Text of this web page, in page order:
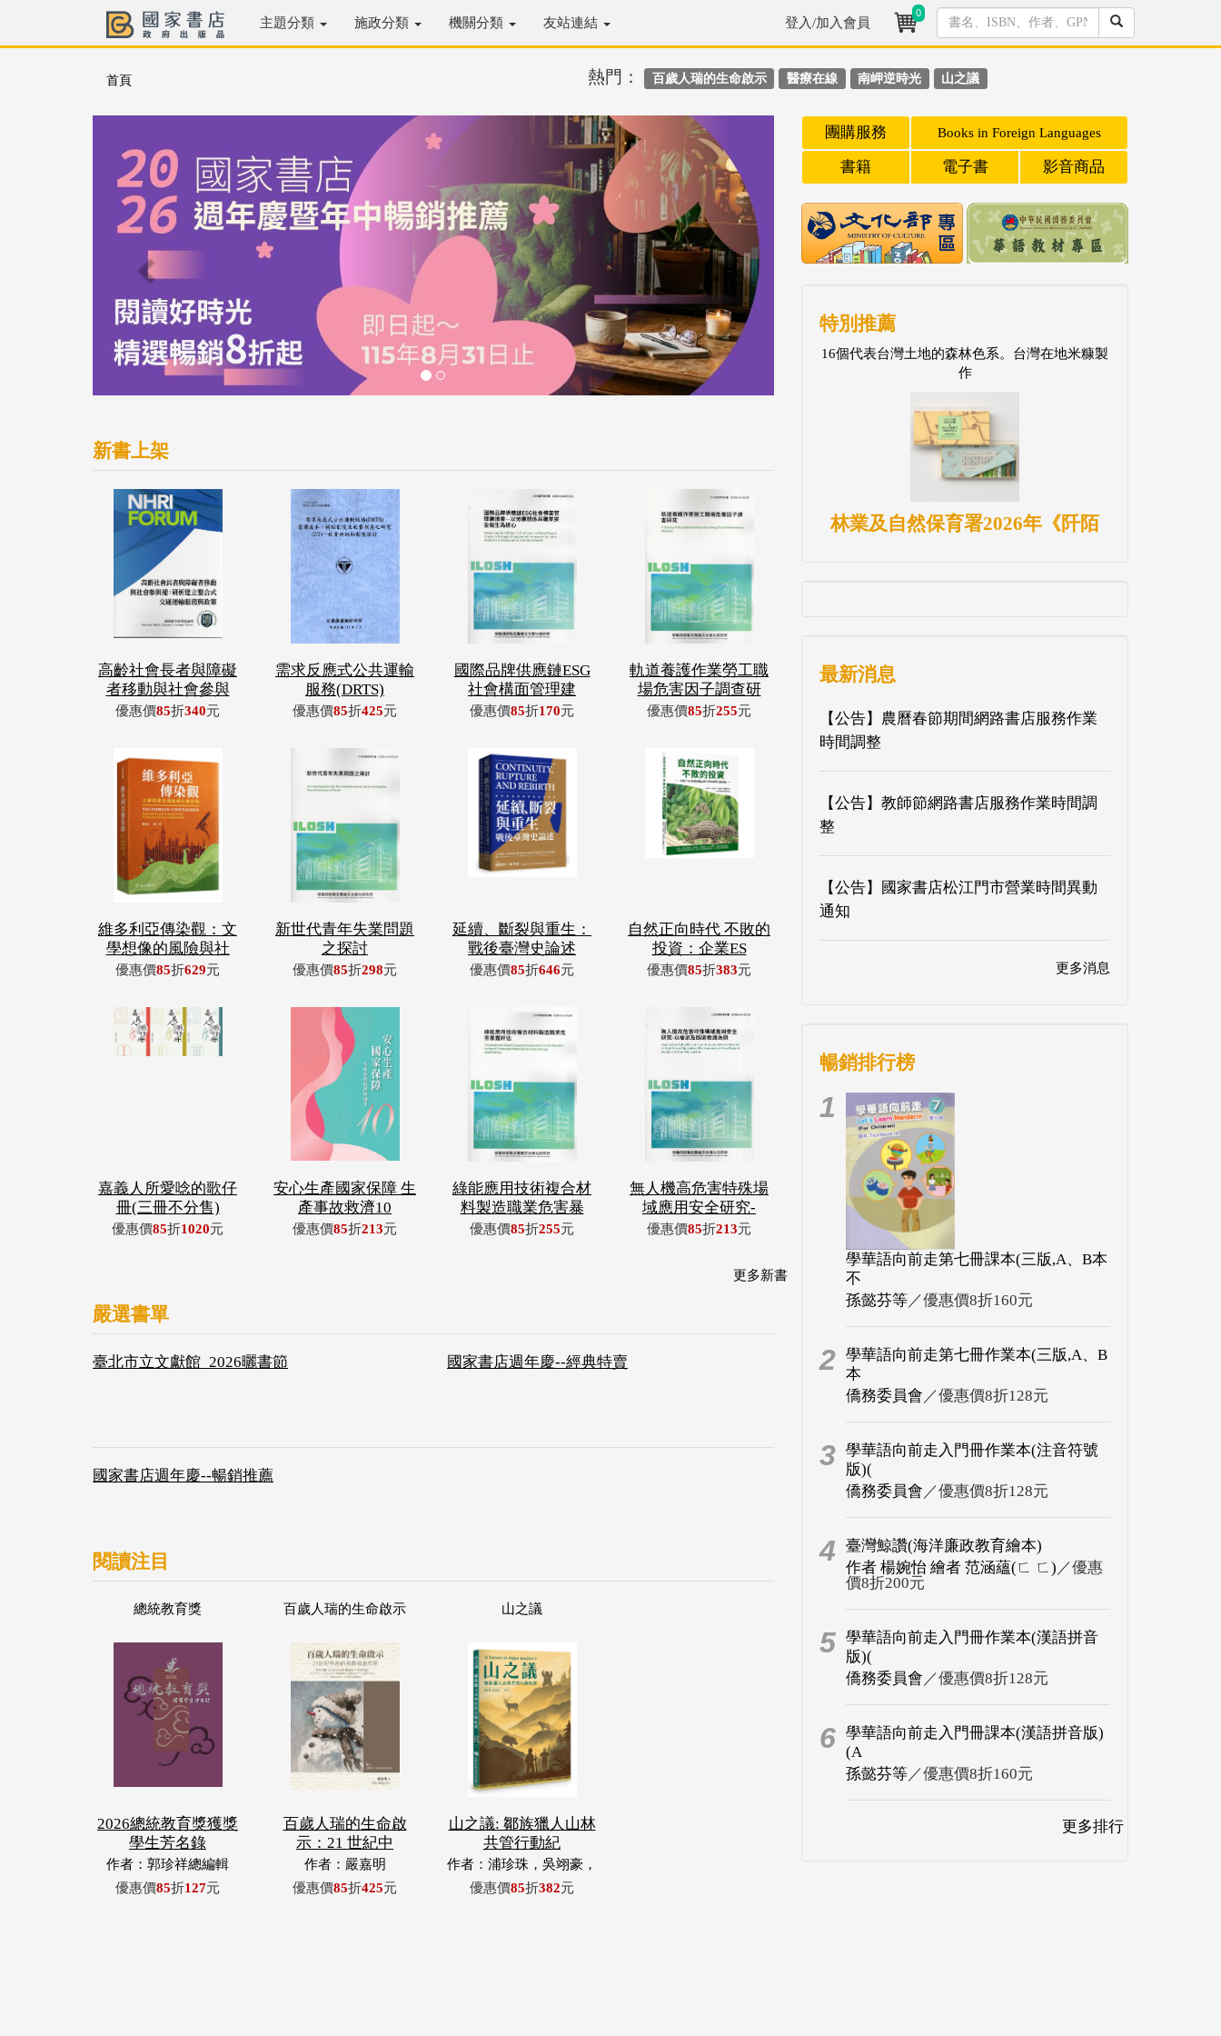
主題分類 施政分類 機關分類 友站連結 登入/加入會員
0
首頁 熱門： 百歲人瑞的生命啟示 醫療在線 南岬逆時光 山之議
新書上架
高齡社會長者與障礙
者移動與社會參與
優惠價85折340元
需求反應式公共運輸
服務(DRTS)
優惠價85折425元
國際品牌供應鏈ESG
社會構面管理建
優惠價85折170元
軌道養護作業勞工職
場危害因子調查研
優惠價85折255元
維多利亞傳染觀：文
學想像的風險與社
優惠價85折629元
新世代青年失業問題
之探討
優惠價85折298元
延續、斷裂與重生：
戰後臺灣史論述
優惠價85折646元
自然正向時代 不敗的
投資：企業ES
優惠價85折383元
嘉義人所愛唸的歌仔
冊(三冊不分售)
優惠價85折1020元
安心生產國家保障 生
產事故救濟10
優惠價85折213元
綠能應用技術複合材
料製造職業危害暴
優惠價85折255元
無人機高危害特殊場
域應用安全研究-
優惠價85折213元
更多新書
嚴選書單
臺北市立文獻館_2026曬書節 國家書店週年慶--經典特賣
國家書店週年慶--暢銷推薦
閱讀注目
總統教育獎
2026總統教育獎獲獎
學生芳名錄
作者：郭珍祥總編輯
優惠價85折127元
百歲人瑞的生命啟示
百歲人瑞的生命啟
示：21 世紀中
作者：嚴嘉明
優惠價85折425元
山之議
山之議: 鄒族獵人山林
共管行動紀
作者：浦珍珠，吳翊豪，
呂翊齊，張惠東，許玉
優惠價85折382元
團購服務 Books in Foreign Languages
書籍 電子書 影音商品
特別推薦
16個代表台灣土地的森林色系。台灣在地米糠製
作
林業及自然保育署2026年《阡陌
最新消息
【公告】農曆春節期間網路書店服務作業
時間調整
【公告】教師節網路書店服務作業時間調
整
【公告】國家書店松江門市營業時間異動
通知
更多消息
暢銷排行榜
1
學華語向前走第七冊課本(三版,A、B本
不
孫懿芬等／優惠價8折160元
2 學華語向前走第七冊作業本(三版,A、B
本
僑務委員會 ／優惠價8折128元
3 學華語向前走入門冊作業本(注音符號
版)(
僑務委員會 ／優惠價8折128元
4
臺灣鯨讚(海洋廉政教育繪本)
作者 楊婉怡 繪者 范涵蘊(ㄈ ㄈ) ／優惠
價8折200元
5 學華語向前走入門冊作業本(漢語拼音
版)(
僑務委員會 ／優惠價8折128元
6 學華語向前走入門冊課本(漢語拼音版)
(A
孫懿芬等／優惠價8折160元
更多排行